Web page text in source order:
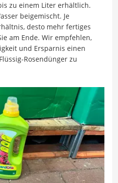
zu einem Liter erhältlich.
beigemischt. Je
desto mehr fertiges
am Ende. Wir empfehlen,
und Ersparnis einen
Rosendünger zu